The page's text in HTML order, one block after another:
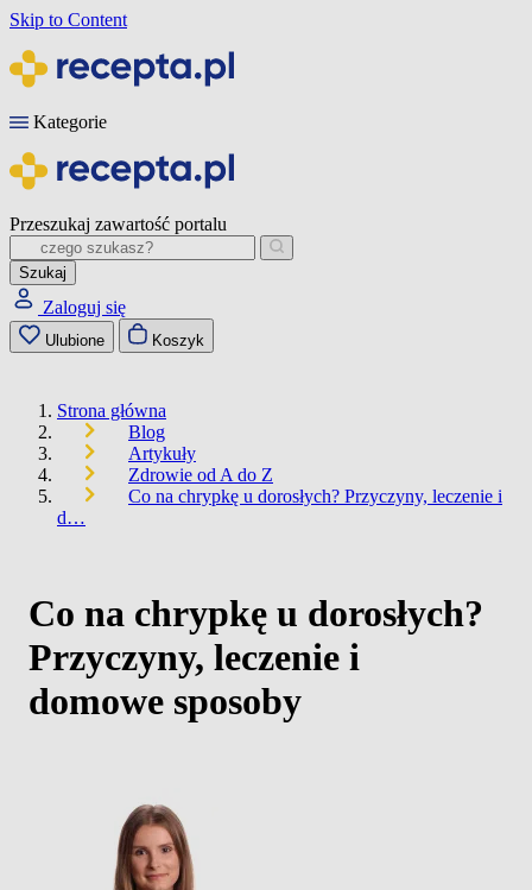
Skip to Content
Kategorie
Przeszukaj zawartość portalu
Szukaj
Zaloguj się
Ulubione Koszyk
Strona główna
Blog
Artykuły
Zdrowie od A do Z
Co na chrypkę u dorosłych? Przyczyny, leczenie i
d…
Co na chrypkę u dorosłych?
Przyczyny, leczenie i
domowe sposoby